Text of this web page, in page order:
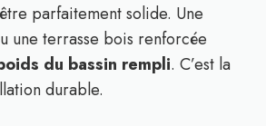
parfaitement solide. Une
une terrasse bois renforcée
du bassin rempli. C’est la
durable.